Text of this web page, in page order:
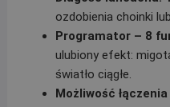
ozdobienia choinki
Programator – 8
ulubiony efekt:
światło ciągłe.
Możliwość